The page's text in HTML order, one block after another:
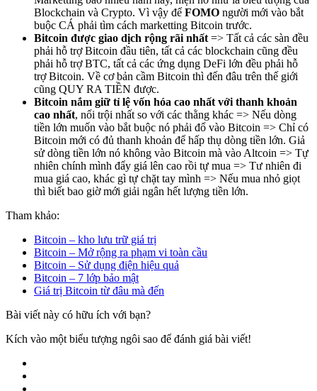
Blockchain và Crypto. Vì vậy để FOMO người mới vào bắt
buộc CÁ phải tìm cách marketting Bitcoin trước.
Bitcoin được giao dịch rộng rãi nhất => Tất cả các sàn đều
phải hỗ trợ Bitcoin đầu tiên, tất cả các blockchain cũng đều
phải hỗ trợ BTC, tất cả các ứng dụng DeFi lớn đều phải hỗ
trợ Bitcoin. Về cơ bản cầm Bitcoin thì đến đâu trên thế giới
cũng QUY RA TIỀN được.
Bitcoin nắm giữ tỉ lệ vốn hóa cao nhất với thanh khoản
cao nhất, nổi trội nhất so với các thằng khác => Nếu dòng
tiền lớn muốn vào bắt buộc nó phải đổ vào Bitcoin => Chỉ có
Bitcoin mới có đủ thanh khoản để hấp thụ dòng tiền lớn. Giả
sử dòng tiền lớn nó không vào Bitcoin mà vào Altcoin => Tự
nhiên chính mình đẩy giá lên cao rồi tự mua => Tư nhiên đi
mua giá cao, khác gì tự chặt tay mình => Nếu mua nhỏ giọt
thì biết bao giờ mới giải ngân hết lượng tiền lớn.
Tham khảo:
Bitcoin – kho lưu trữ giá trị
Bitcoin – Mở rộng ra phạm vi toàn cầu
Bitcoin – Sử dụng điện hiệu quả
Bitcoin – 7 lớp bảo mật
Giá trị Bitcoin từ đâu mà đến
Bài viết này có hữu ích với bạn?
Kích vào một biểu tượng ngôi sao để đánh giá bài viết!